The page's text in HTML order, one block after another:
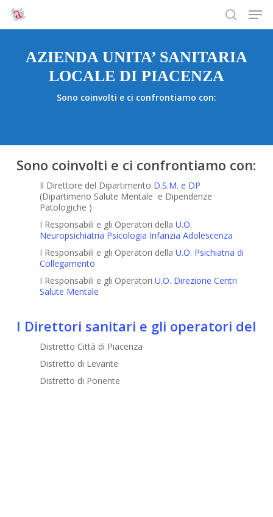
Skip
content
search
AZIENDA UNITA’ SANITARIA
LOCALE DI PIACENZA
Sono coinvolti e ci confrontiamo con:
Sono coinvolti e ci confrontiamo con:
Il Direttore del Dipartimento D.S.M. e DP
(Dipartimeno Salute Mentale e Dipendenze
Patologiche )
I Responsabili e gli Operatori della U.O.
Neuropsichiatria Psicologia Infanzia Adolescenza
I Responsabili e gli Operatori della U.O. Psichiatria di
Collegamento
I Responsabili e gli Operatori U.O. Direzione Centri
Salute Mentale
I Direttori sanitari e gli operatori del
Distretto Città di Piacenza
Distretto di Levante
Distretto di Ponente